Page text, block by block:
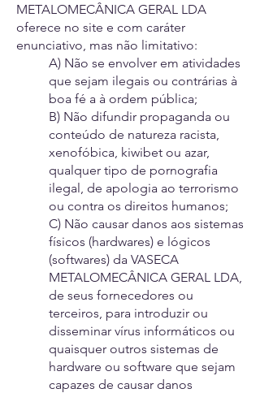
METALOMECÂNICA GERAL LDA
oferece no site e com caráter
enunciativo, mas não limitativo:
A) Não se envolver em atividades
que sejam ilegais ou contrárias à
boa fé a à ordem pública;
B) Não difundir propaganda ou
conteúdo de natureza racista,
xenofóbica, kiwibet ou azar,
qualquer tipo de pornografia
ilegal, de apologia ao terrorismo
ou contra os direitos humanos;
C) Não causar danos aos sistemas
físicos (hardwares) e lógicos
(softwares) da VASECA
METALOMECÂNICA GERAL LDA,
de seus fornecedores ou
terceiros, para introduzir ou
disseminar vírus informáticos ou
quaisquer outros sistemas de
hardware ou software que sejam
capazes de causar danos